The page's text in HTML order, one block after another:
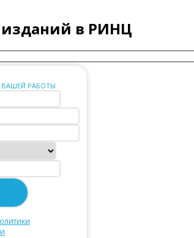
в РИНЦ
РАБОТЫ